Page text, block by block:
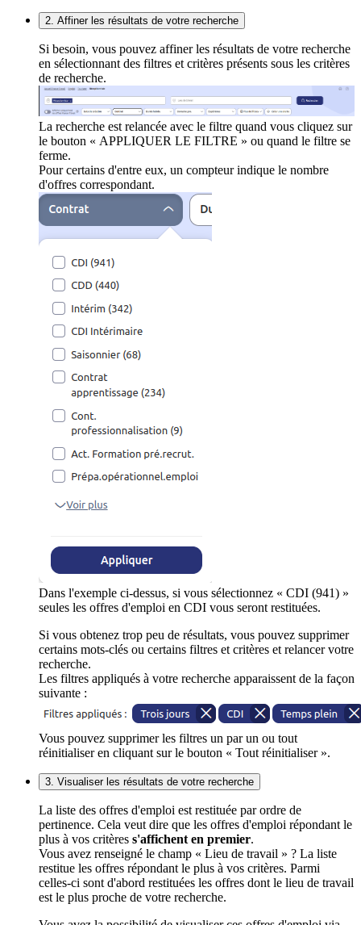
2. Affiner les résultats de votre recherche
Si besoin, vous pouvez affiner les résultats de votre recherche
en sélectionnant des filtres et critères présents sous les critères
de recherche.
La recherche est relancée avec le filtre quand vous cliquez sur
le bouton « APPLIQUER LE FILTRE » ou quand le filtre se
ferme.
Pour certains d'entre eux, un compteur indique le nombre
d'offres correspondant.
Dans l'exemple ci-dessus, si vous sélectionnez « CDI (941) »
seules les offres d'emploi en CDI vous seront restituées.
Si vous obtenez trop peu de résultats, vous pouvez supprimer
certains mots-clés ou certains filtres et critères et relancer votre
recherche.
Les filtres appliqués à votre recherche apparaissent de la façon
suivante :
Vous pouvez supprimer les filtres un par un ou tout
réinitialiser en cliquant sur le bouton « Tout réinitialiser ».
3. Visualiser les résultats de votre recherche
La liste des offres d'emploi est restituée par ordre de
pertinence. Cela veut dire que les offres d'emploi répondant le
plus à vos critères s'affichent en premier.
Vous avez renseigné le champ « Lieu de travail » ? La liste
restitue les offres répondant le plus à vos critères. Parmi
celles-ci sont d'abord restituées les offres dont le lieu de travail
est le plus proche de votre recherche.